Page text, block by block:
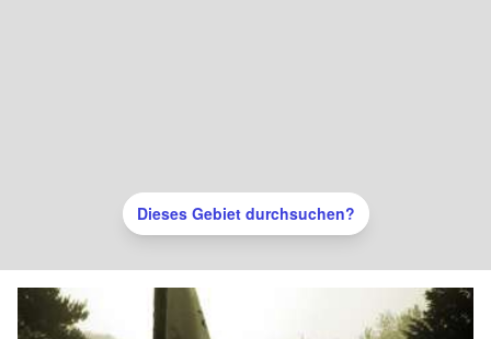
Dieses Gebiet durchsuchen?